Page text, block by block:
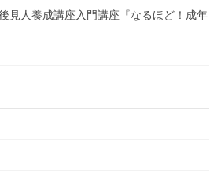
人養成講座入門講座『なるほど！成年